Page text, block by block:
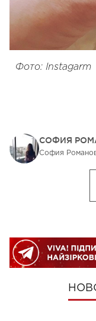
Фото: Instagarm
СОФИЯ
София